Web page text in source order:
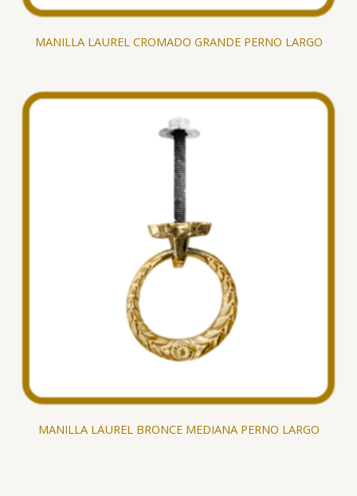
MANILLA LAUREL CROMADO GRANDE PERNO LARGO
MANILLA LAUREL BRONCE MEDIANA PERNO LARGO